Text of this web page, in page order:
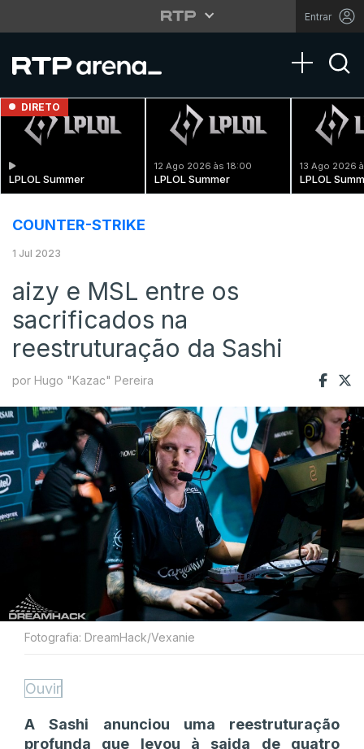
Entrar
Toggle
DIRETO
LPLOL Summer
12 Ago 2026 às 18:00
LPLOL Summer
13 Ago 2026
LPLOL
COUNTER-STRIKE
1 Jul 2023
aizy e MSL entre os
sacrificados na
reestruturação da Sashi
por Hugo "Kazac" Pereira
Fotografia: DreamHack/Vexanie
Ouvir
A Sashi anunciou uma reestruturação
profunda que levou à saida de quatro